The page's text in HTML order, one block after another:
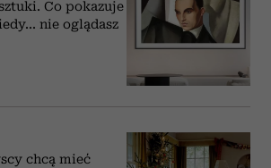
Co pokazuje
nie oglądasz
chcą mieć